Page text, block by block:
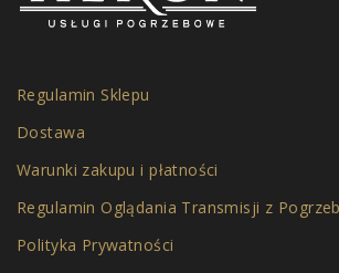
Regulamin Sklepu
Dostawa
Warunki zakupu i płatności
Regulamin Oglądania Transmisji z
Polityka Prywatności